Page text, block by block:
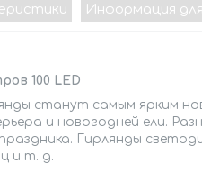
Информация
100 LED
станут самым ярким
и новогодней ели.
Гирлянды
и т. д.